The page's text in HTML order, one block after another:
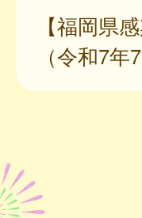
【福岡県
（令和7年